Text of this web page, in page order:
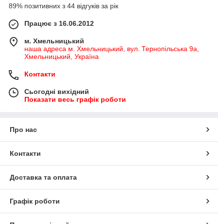
89% позитивних з 44 відгуків за рік
Працює з 16.06.2012
м. Хмельницький
наша адреса м. Хмельницький, вул. Тернопільська 9а,
Хмельницький, Україна
Контакти
Сьогодні вихідний
Показати весь графік роботи
Про нас
Контакти
Доставка та оплата
Графік роботи